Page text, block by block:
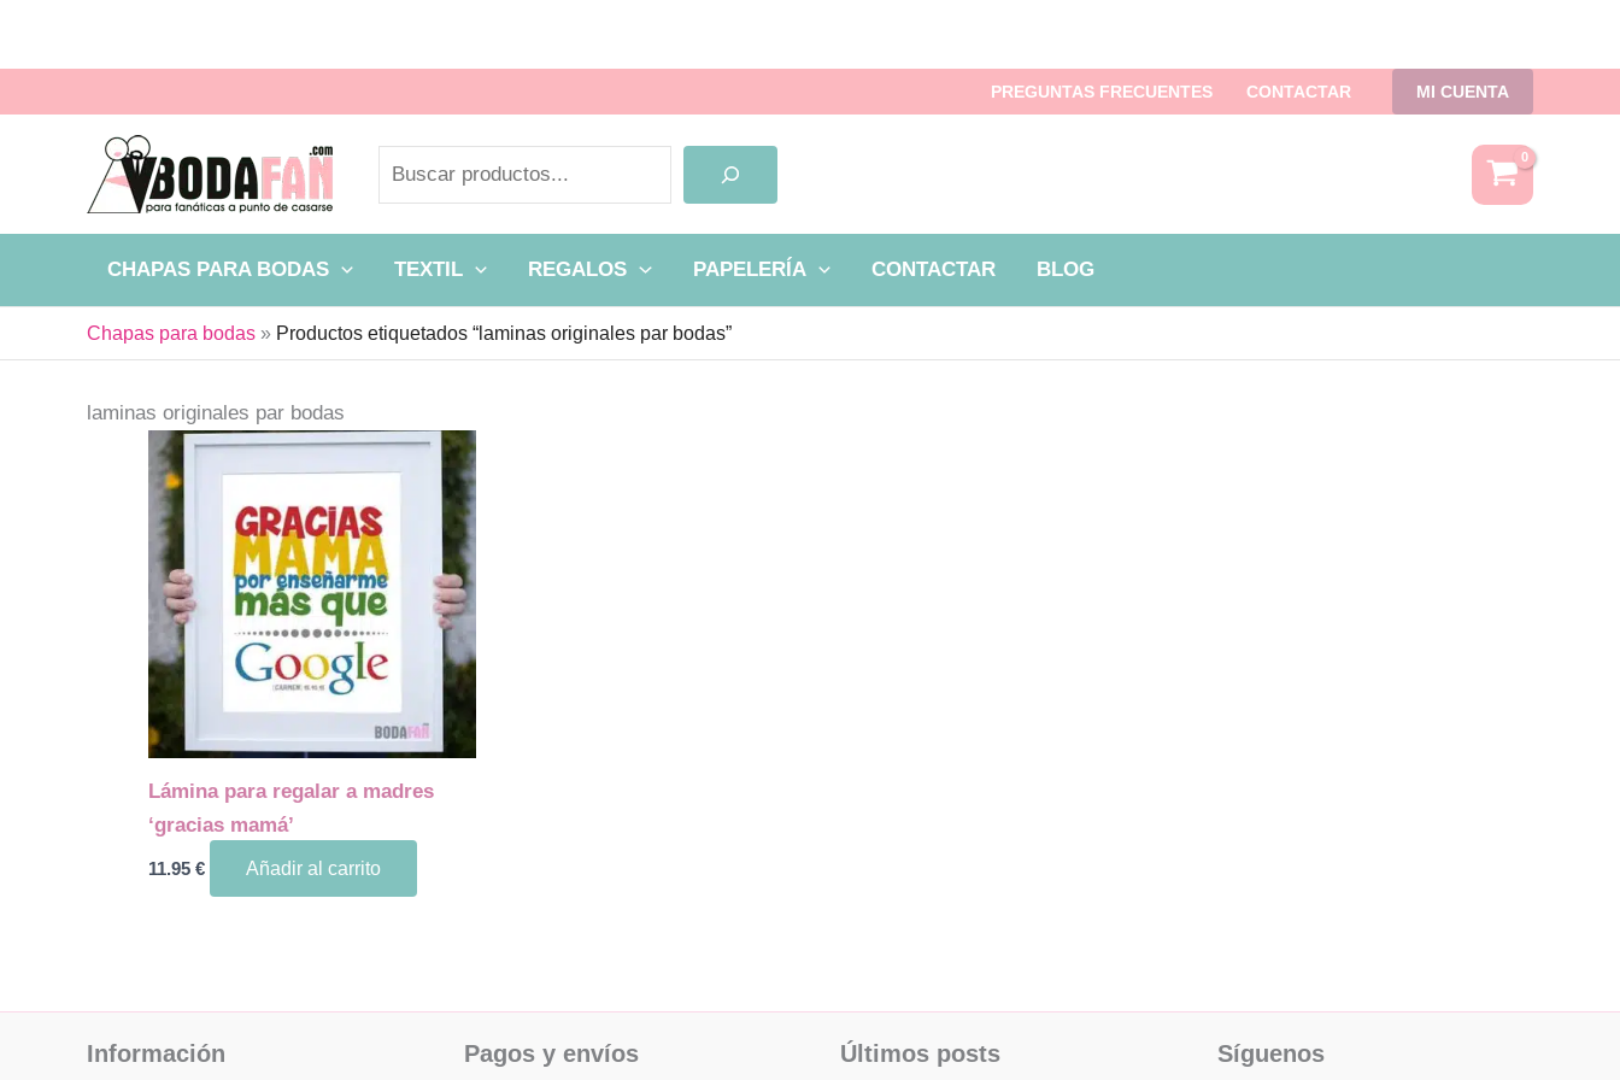
PREGUNTAS FRECUENTES CONTACTAR MI CUENTA
CHAPAS PARA BODAS TEXTIL REGALOS PAPELERÍA CONTACTAR BLOG
Chapas para bodas » Productos etiquetados “laminas originales par bodas”
laminas originales par bodas
Lámina para regalar a madres
‘gracias mamá’
11.95 € Añadir al carrito
Información Pagos y envíos Últimos posts Síguenos